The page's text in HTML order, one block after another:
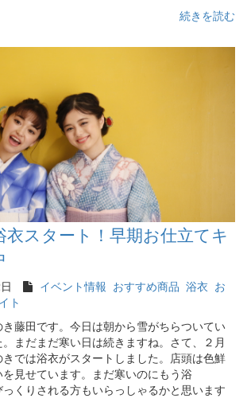
続きを読む
スタート！早期お仕立てキ
イベント情報 おすすめ商品 浴衣 お
ト
藤田です。今日は朝から雪がちらついてい
まだまだ寒い日は続きますね。さて、２月
では浴衣がスタートしました。店頭は色鮮
見せています。まだ寒いのにもう浴
くりされる方もいらっしゃるかと思います